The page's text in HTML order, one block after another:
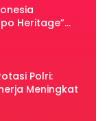
Heritage”
Polri:
Meningkat